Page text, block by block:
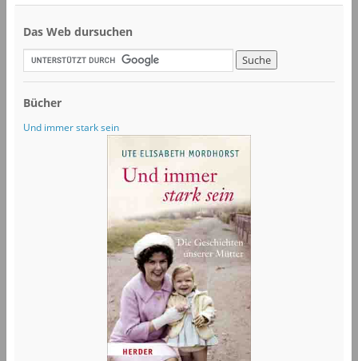
Das Web dursuchen
Bücher
Und immer stark sein